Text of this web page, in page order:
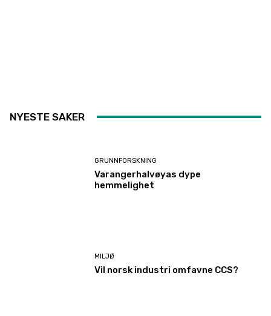
NYESTE SAKER
GRUNNFORSKNING
Varangerhalvøyas dype
hemmelighet
MILJØ
Vil norsk industri omfavne CCS?